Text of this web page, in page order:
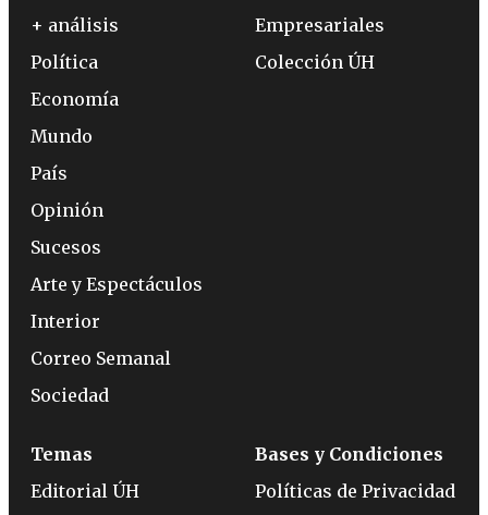
+ análisis
Política
Economía
Mundo
País
Opinión
Sucesos
Arte y Espectáculos
Interior
Correo Semanal
Sociedad
Empresariales
Colección ÚH
Temas
Editorial ÚH
Bases y Condiciones
Políticas de Privacidad